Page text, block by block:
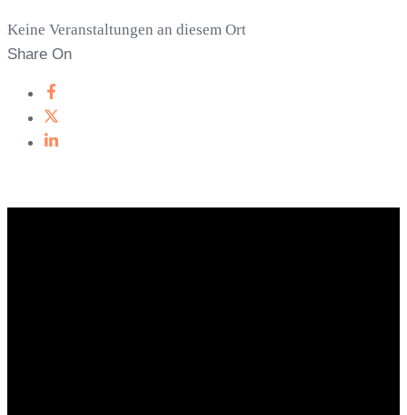
Keine Veranstaltungen an diesem Ort
Share On